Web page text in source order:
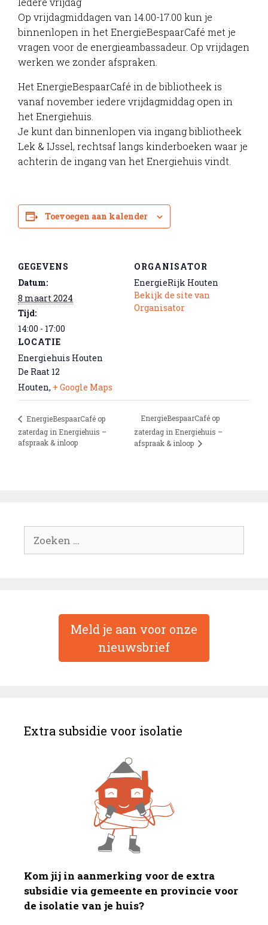
Op vrijdagmiddagen van 14.00-17.00 kun je
binnenlopen in het EnergieBespaarCafé met je
vragen voor de energieambassadeur. Op vrijdagen
werken we zonder afspraken.
Het EnergieBespaarCafé in de bibliotheek is
vanaf november iedere vrijdagmiddag open in
het Energiehuis.
Je kunt dan binnenlopen via ingang bibliotheek
Lek & IJssel, rechtsaf langs kinderboeken waar je
achterin de ingang van het Energiehuis vindt.
Toevoegen aan kalender
GEGEVENS
Datum:
8 maart 2024
Tijd:
14:00 - 17:00
LOCATIE
Energiehuis Houten
De Raat 12
Houten, + Google Maps
ORGANISATOR
EnergieRijk Houten
Bekijk de site van
Organisator
EnergieBespaarCafé op
zaterdag in Energiehuis –
afspraak & inloop
EnergieBespaarCafé op
zaterdag in Energiehuis –
afspraak & inloop
naar:
Meld je aan voor onze
nieuwsbrief
Extra subsidie voor isolatie
Kom jij in aanmerking voor de extra
subsidie via gemeente en provincie voor
de isolatie van je huis?